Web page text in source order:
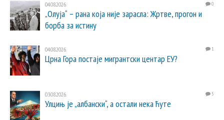
04.08.2026. 0
„Олуја“ – рана која није зарасла: Жртве, прогон и
борба за истину
04.08.2026. 1
Црна Гора постаје мигрантски центар ЕУ?
03.08.2026. 5
Улцињ је „албански“, а остали нека ћуте